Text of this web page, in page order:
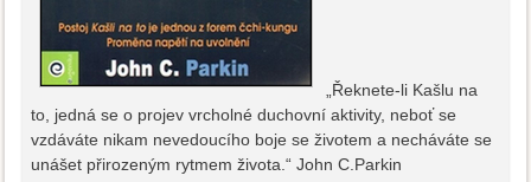
„Řeknete-li Kašlu na
to, jedná se o projev vrcholné duchovní aktivity, neboť se
vzdáváte nikam nevedoucího boje se životem a necháváte se
unášet přirozeným rytmem života.“ John C.Parkin